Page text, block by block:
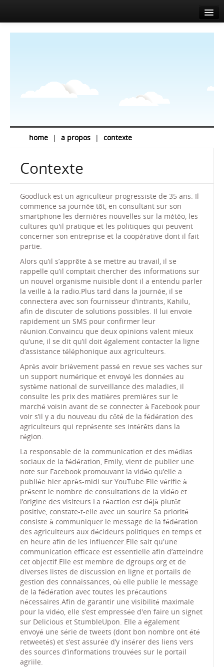
Actualités
Sponsors
Salle de presse
Info
EN
home | a propos | contexte
Contexte
Goodluck est un agriculteur progressiste de 35 ans. Il
commence sa journée tôt, en consultant sur son
smartphone les dernières nouvelles sur la météo, les
cultures qu'il pratique et les politiques qui peuvent
concerner son entreprise et la coopérative dont il fait
partie.
Alors qu’il s’apprête à se mettre au travail, il se
rappelle qu’il comptait chercher des informations sur
un nouvel organisme nuisible dont il a entendu parler
la veille à la radio.Plus tard dans la journée, il se
connectera avec son fournisseur d’intrants, Kahilu,
afin de discuter de solutions possibles. Il lui envoie
rapidement un SMS pour confirmer leur
réunion.Convaincu que deux opinions valent mieux
qu’une, il se dit qu’il doit également contacter la ligne
d’assistance téléphonique aux agriculteurs.
Après avoir brièvement passé en revue ses vaches sur
un support numérique et envoyé les données au
système national de surveillance des maladies, il
consulte les prix des matières premières sur le
marché voisin avant de se connecter à Facebook pour
voir s’il y a du nouveau du côté de la fédération des
agriculteurs qui représente ses intérêts dans la
région.
La responsable de la communication et des médias
sociaux de la fédération, Emily, vient de publier une
note sur Facebook promouvant la vidéo qu’elle a
publiée hier après-midi sur YouTube.Elle vérifie à
présent le nombre de consultations de la vidéo et
l’origine des visiteurs.La réaction est déjà plutôt
positive, constate-t-elle avec un sourire.Sa priorité
consiste à communiquer le message de la fédération
des agriculteurs aux décideurs politiques en temps et
en heure afin de les influencer.Elle sait qu'une
communication efficace est essentielle afin d’atteindre
cet objectif.Elle est membre de dgroups.org et de
diverses listes de discussion en ligne et portails de
gestion des connaissances, où elle publie le message
de la fédération avec toutes les précautions
nécessaires.Afin de garantir une visibilité maximale
pour la vidéo, elle s’est empressée d'en faire un signet
sur Delicious et StumbleUpon. Elle a également
envoyé une série de tweets (dont bon nombre ont été
retweetés) et s’est assurée d’y insérer des liens vers
des sources d’informations trouvées sur le portail
agriile.